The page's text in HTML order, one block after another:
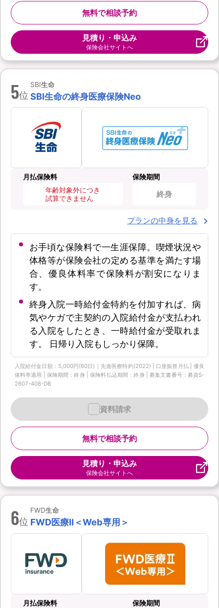
無料で相談予約
見積り・申込み
保険会社サイトへ
5位
SBI生命
SBI生命の終身医療保険Neo
月払保険料
年齢対象外につき
試算できません
保険期間
終身
プランの中身を見る
お手頃な保険料で一生涯保障。喫煙状況や
体格等が保険会社の定める基準を満たす場
合、優良体料率で保険料が割安になりま
す。
終身入院一時給付金特約を付加すれば、病
気やケガで主契約の入院給付金が支払われ
る入院をしたとき、一時給付金が受取れま
す。 日帰り入院もしっかり保障。
入院給付金日額：5,000円(60日)｜先進医療特約(2022) | 口座振替月払 | 優良
体料率適用 | 保険期間：終身 | 保険料払込期間：終身 | 募集文書番号：募資S-
2607-408-DB
無料で相談予約
資料請求
見積り・申込み
保険会社サイトへ
6位
FWD生命
FWD医療Ⅱ＜Web専用＞
月払保険料 保険期間